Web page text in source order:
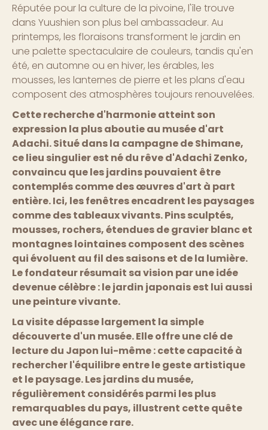
Réputée pour la culture de la pivoine, l'île trouve
dans Yuushien son plus bel ambassadeur. Au
printemps, les floraisons transforment le jardin en
une palette spectaculaire de couleurs, tandis qu'en
été, en automne ou en hiver, les érables, les
mousses, les lanternes de pierre et les plans d'eau
composent des atmosphères toujours renouvelées.
Cette recherche d'harmonie atteint son
expression la plus aboutie au musée d'art
Adachi. Situé dans la campagne de Shimane,
ce lieu singulier est né du rêve d'Adachi Zenko,
convaincu que les jardins pouvaient être
contemplés comme des œuvres d'art à part
entière. Ici, les fenêtres encadrent les paysages
comme des tableaux vivants. Pins sculptés,
mousses, rochers, étendues de gravier blanc et
montagnes lointaines composent des scènes
qui évoluent au fil des saisons et de la lumière.
Le fondateur résumait sa vision par une idée
devenue célèbre : le jardin japonais est lui aussi
une peinture vivante.
La visite dépasse largement la simple
découverte d'un musée. Elle offre une clé de
lecture du Japon lui-même : cette capacité à
rechercher l'équilibre entre le geste artistique
et le paysage. Les jardins du musée,
régulièrement considérés parmi les plus
remarquables du pays, illustrent cette quête
avec une élégance rare.